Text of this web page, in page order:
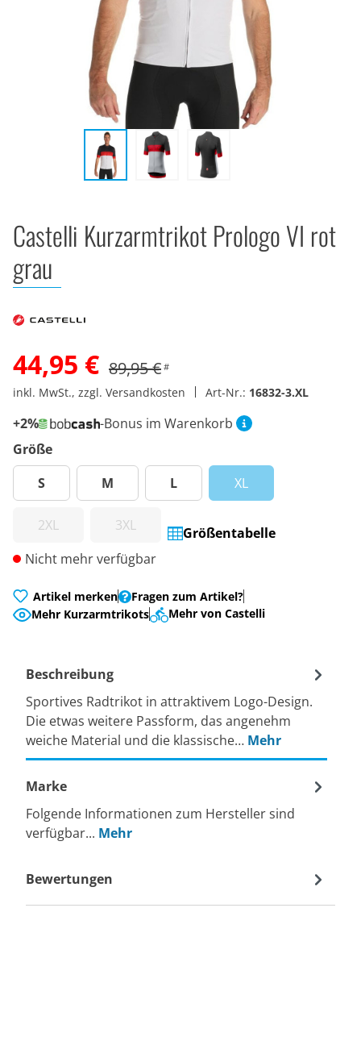
Castelli Kurzarmtrikot Prologo VI rot
grau
44,95 € 89,95 € #
inkl. MwSt., zzgl. Versandkosten Art-Nr.: 16832-3.XL
+2%
-Bonus im Warenkorb
Größe
S
M L XL
2XL 3XL
Größentabelle
Nicht mehr verfügbar
Artikel merken
Fragen zum Artikel?
Mehr Kurzarmtrikots
Mehr von Castelli
Beschreibung
Sportives Radtrikot in attraktivem Logo-Design.
Die etwas weitere Passform, das angenehm
weiche Material und die klassische… Mehr
Marke
Folgende Informationen zum Hersteller sind
verfügbar... Mehr
Bewertungen